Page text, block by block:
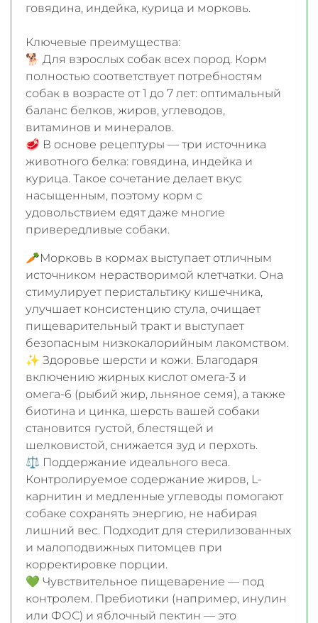
говядина, индейка, курица и морковь.
Ключевые преимущества:
🐕 Для взрослых собак всех пород. Корм
полностью соответствует потребностям
собак в возрасте от 1 до 7 лет: оптимальный
баланс белков, жиров, углеводов,
витаминов и минералов.
🥩 В основе рецептуры — три источника
животного белка: говядина, индейка и
курица. Такое сочетание делает вкус
насыщенным, поэтому корм с
удовольствием едят даже многие
привередливые собаки.
🥕Морковь в кормах выступает отличным
источником нерастворимой клетчатки. Она
стимулирует перистальтику кишечника,
улучшает консистенцию стула, очищает
пищеварительный тракт и выступает
безопасным низкокалорийным лакомством.
✨ Здоровье шерсти и кожи. Благодаря
включению жирных кислот омега-3 и
омега-6 (рыбий жир, льняное семя), а также
биотина и цинка, шерсть вашей собаки
становится густой, блестящей и
шелковистой, снижается зуд и перхоть.
⚖️ Поддержание идеального веса.
Контролируемое содержание жиров, L-
карнитин и медленные углеводы помогают
собаке сохранять энергию, не набирая
лишний вес. Подходит для стерилизованных
и малоподвижных питомцев при
корректировке порции.
💚 Чувствительное пищеварение — под
контролем. Пребиотики (например, инулин
или ФОС) и яблочный пектин — это